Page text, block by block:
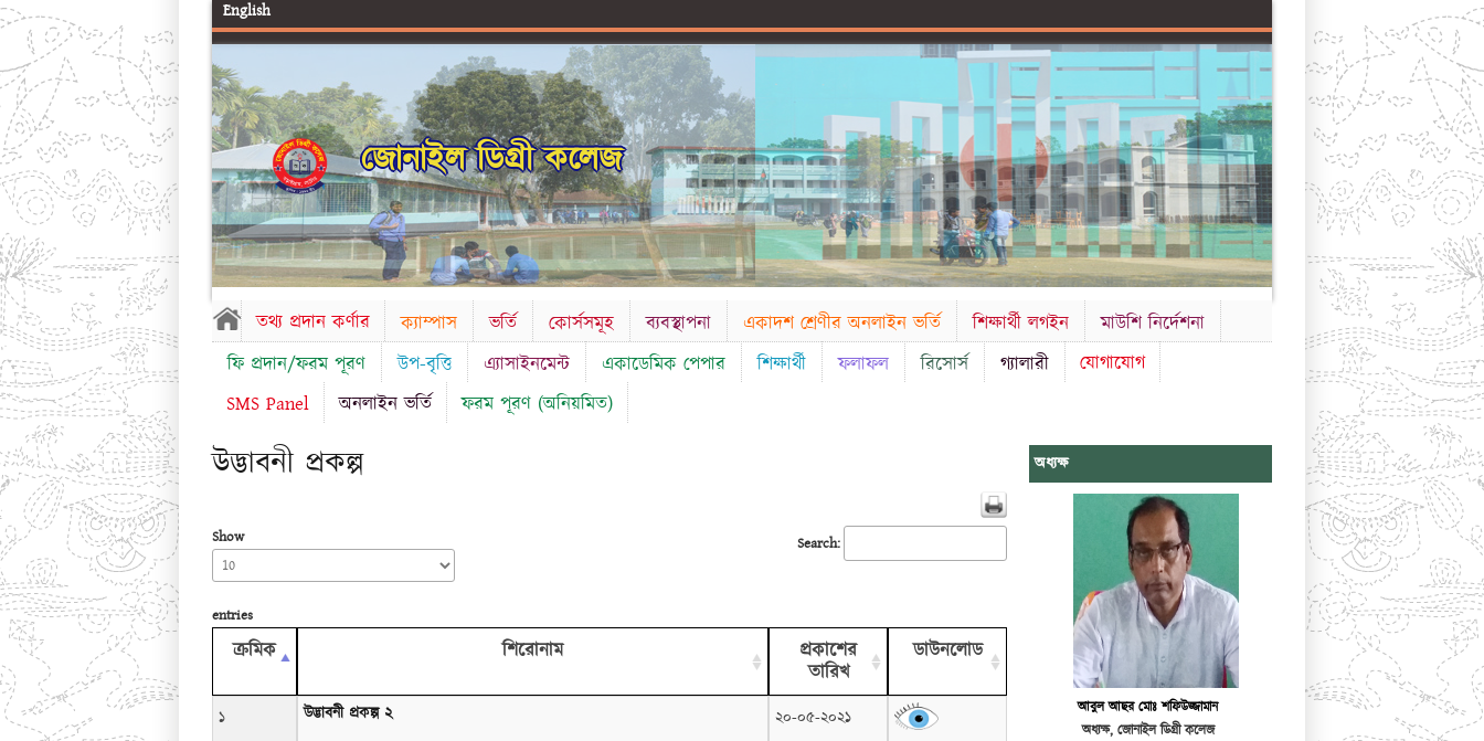
English
জোনাইল ডিগ্রী কলেজ
তথ্য প্রদান কর্ণার ক্যাম্পাস ভর্তি কোর্সসমূহ ব্যবস্থাপনা একাদশ শ্রেণীর অনলাইন ভর্তি শিক্ষার্থী লগইন
মাউশি নির্দেশনা
ফি প্রদান/ফরম পূরণ
উপ-বৃত্তি এ্যাসাইনমেন্ট একাডেমিক পেপার শিক্ষার্থী ফলাফল রিসোর্স গ্যালারী
যোগাযোগ
SMS Panel
অনলাইন ভর্তি ফরম পূরণ (অনিয়মিত)
উদ্ভাবনী প্রকল্প
Show
entries
Search:
ক্রমিক শিরোনাম
প্রকাশের
তারিখ
ডাউনলোড
১ উদ্ভাবনী প্রকল্প ২ ২০-০৫-২০২১
অধ্যক্ষ
আবুল আছর মোঃ শফিউজ্জামান
অধ্যক্ষ, জোনাইল ডিগ্রী কলেজ